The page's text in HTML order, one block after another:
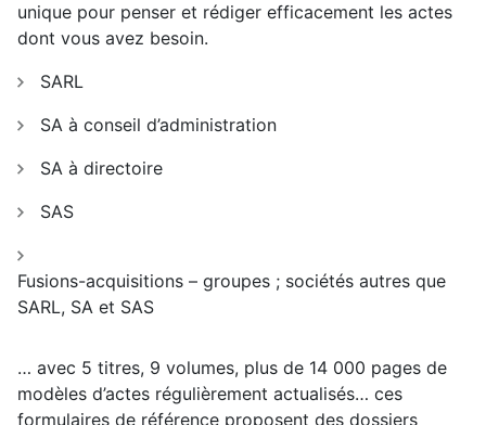
unique pour penser et rédiger efficacement les actes
dont vous avez besoin.
SARL
SA à conseil d’administration
SA à directoire
SAS
Fusions-acquisitions – groupes ; sociétés autres que
SARL, SA et SAS
… avec 5 titres, 9 volumes, plus de 14 000 pages de
modèles d’actes régulièrement actualisés… ces
formulaires de référence proposent des dossiers